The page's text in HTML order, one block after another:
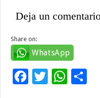
Deja un
Share on:
WhatsApp
F
T
W